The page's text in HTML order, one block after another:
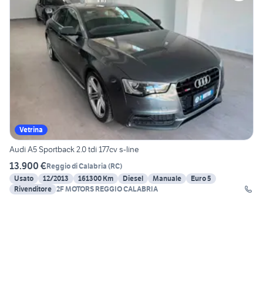
Vetrina
Audi A5 Sportback 2.0 tdi 177cv s-line
13.900 €Reggio di Calabria (RC)
Usato
12/2013 161300 Km Diesel Manuale
Euro 5
Rivenditore 2F MOTORS REGGIO CALABRIA